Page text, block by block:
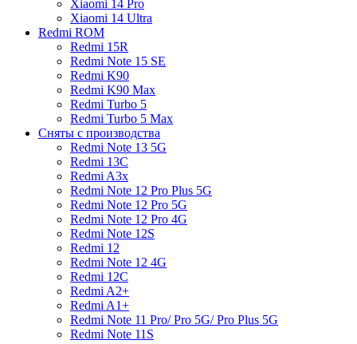
Xiaomi 14 Pro
Xiaomi 14 Ultra
Redmi ROM
Redmi 15R
Redmi Note 15 SE
Redmi K90
Redmi K90 Max
Redmi Turbo 5
Redmi Turbo 5 Max
Сняты с производства
Redmi Note 13 5G
Redmi 13C
Redmi A3x
Redmi Note 12 Pro Plus 5G
Redmi Note 12 Pro 5G
Redmi Note 12 Pro 4G
Redmi Note 12S
Redmi 12
Redmi Note 12 4G
Redmi 12C
Redmi A2+
Redmi A1+
Redmi Note 11 Pro/ Pro 5G/ Pro Plus 5G
Redmi Note 11S